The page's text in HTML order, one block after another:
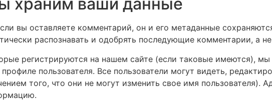
вы оставляете комментарий, он и его метаданные
распознавать и одобрять последующие комментарии, а
регистрируются на нашем сайте (если таковые имеются),
пользователя. Все пользователи могут видеть,
того, что они не могут изменить свое имя пользователя).